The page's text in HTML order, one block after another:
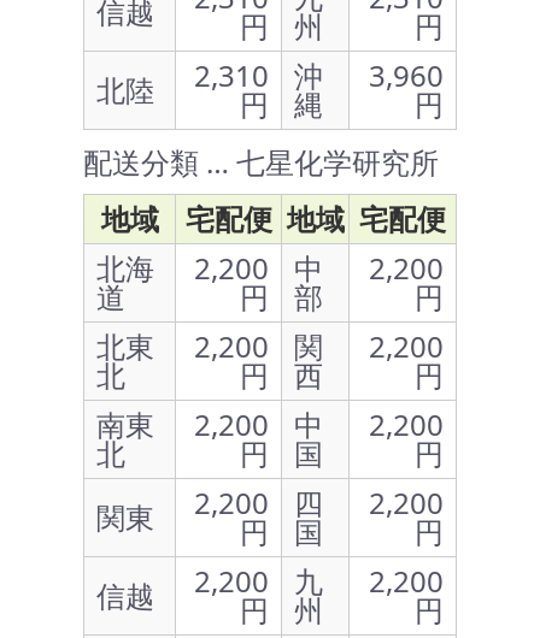
信越
円 州
円
北陸
2,310
円
沖
縄
3,960
円
配送分類 … 七星化学研究所
地域
宅配便 地域 宅配便
北海
道
2,200
円
中
部
2,200
円
北東
北
2,200
円
関
西
2,200
円
南東
北
2,200
円
中
国
2,200
円
関東
2,200
円
四
国
2,200
円
信越
2,200
円
九
州
2,200
円